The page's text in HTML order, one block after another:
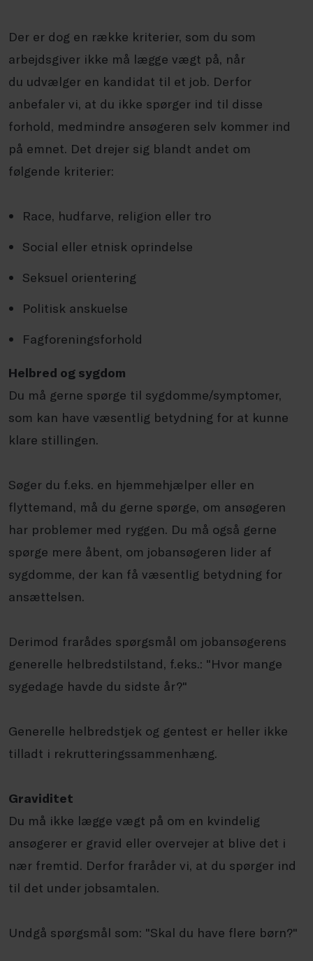
Der er dog en række kriterier, som du som
arbejdsgiver ikke må lægge vægt på, når
du udvælger en kandidat til et job. Derfor
anbefaler vi, at du ikke spørger ind til disse
forhold, medmindre ansøgeren selv kommer ind
på emnet. Det drejer sig blandt andet om
følgende kriterier:
Race, hudfarve, religion eller tro
Social eller etnisk oprindelse
Seksuel orientering
Politisk anskuelse
Fagforeningsforhold
Helbred og sygdom
Du må gerne spørge til sygdomme/symptomer,
som kan have væsentlig betydning for at kunne
klare stillingen.
Søger du f.eks. en hjemmehjælper eller en
flyttemand, må du gerne spørge, om ansøgeren
har problemer med ryggen. Du må også gerne
spørge mere åbent, om jobansøgeren lider af
sygdomme, der kan få væsentlig betydning for
ansættelsen.
Derimod frarådes spørgsmål om jobansøgerens
generelle helbredstilstand, f.eks.: "Hvor mange
sygedage havde du sidste år?"
Generelle helbredstjek og gentest er heller ikke
tilladt i rekrutteringssammenhæng.
Graviditet
Du må ikke lægge vægt på om en kvindelig
ansøgerer er gravid eller overvejer at blive det i
nær fremtid. Derfor fraråder vi, at du spørger ind
til det under jobsamtalen.
Undgå spørgsmål som: "Skal du have flere børn?"